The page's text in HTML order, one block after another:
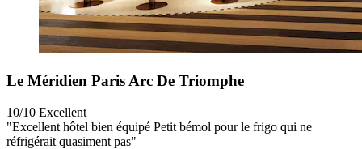
Le Méridien Paris Arc De Triomphe
10/10 Excellent
"Excellent hôtel bien équipé Petit bémol pour le frigo qui ne
réfrigérait quasiment pas"